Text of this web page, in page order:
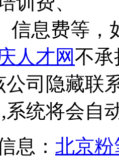
信息费等，
人才网不承
公司隐藏联
系统将会自
息： 北京